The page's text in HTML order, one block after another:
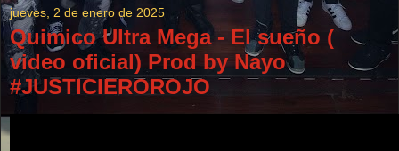
jueves, 2 de enero de 2025
Quimico Ultra Mega - El sueño (
video oficial) Prod by Nayo
#JUSTICIEROROJO